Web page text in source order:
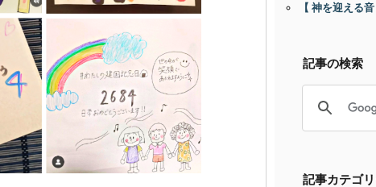
【 神を迎える音
記事の検索
記事カテゴ